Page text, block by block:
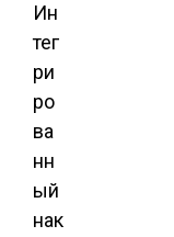
Ин
тег
ри
ро
ва
нн
ый
нак